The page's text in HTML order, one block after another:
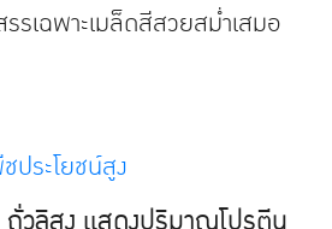
เฉพาะเมล็ดสีสวยสม่ำเสมอ
ระโยชน์สูง